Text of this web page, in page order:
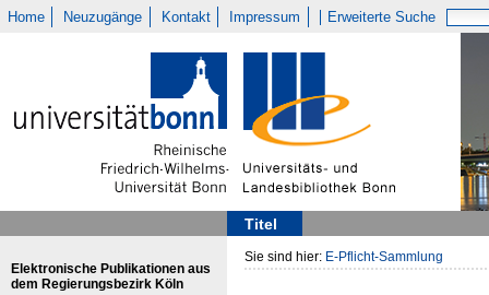
Home Neuzugänge Kontakt Impressum Erweiterte Suche
Titel
Elektronische Publikationen aus
dem Regierungsbezirk Köln
Sie sind hier: E-Pflicht-Sammlung